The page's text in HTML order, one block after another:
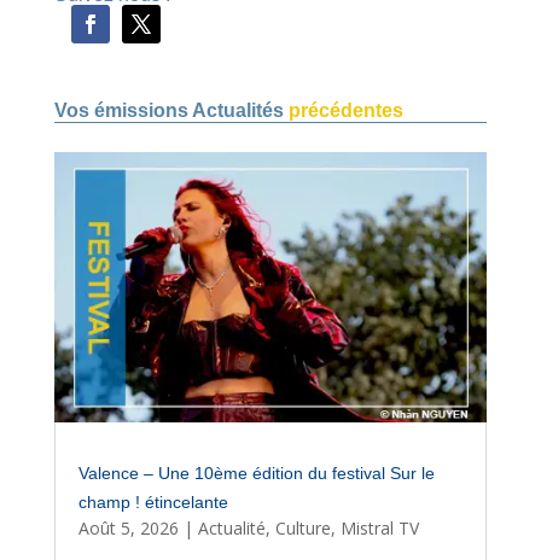
Vos émissions Actualitésprécédentes
Valence – Une 10ème édition du festival Sur le
champ ! étincelante
Août 5, 2026 | Actualité, Culture, Mistral TV